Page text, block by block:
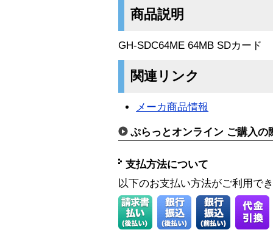
商品説明
GH-SDC64ME 64MB SDカード
関連リンク
メーカ商品情報
ぷらっとオンライン ご購入の
支払方法について
以下のお支払い方法がご利用で